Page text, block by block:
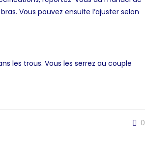
Vous pouvez ensuite l’ajuster selon
les trous. Vous les serrez au couple
0